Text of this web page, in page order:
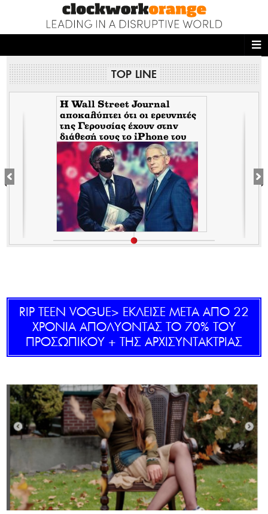
NEWS DESK
THE ONES WHO DO
MAGAZINE
SOOZIE’S FRIENDS
CULTURE
TECH
HEALTH
DRIVE
SPORTS
TOP LINE
H Wall Street Journal
αποκαλύπτει ότι οι ερευνητές
της Γερουσίας έχουν στην
διάθεσή τους το iPhone του
Tony Fauci από την περίοδο
της πανδημίας. Τι σημαίνει
αυτό για τον εμπλεκόμενο
Σωτήρη Τσιόδρα
RIP TEEN VOGUE> ΈΚΛΕΙΣΕ ΜΕΤΑ ΑΠΟ 22
ΧΡΟΝΙΑ ΑΠΟΛΥΟΝΤΑΣ ΤΟ 70% ΤΟΥ
ΠΡΟΣΩΠΙΚΟΥ + ΤΗΣ ΑΡΧΙΣΥΝΤΑΚΤΡΙΑΣ